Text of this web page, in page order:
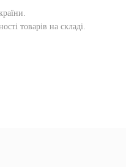
.
товарів на складі.